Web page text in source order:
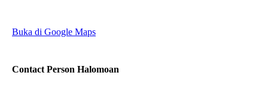
Buka di Google Maps
Contact Person Halomoan